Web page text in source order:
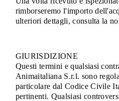
rimborseremo l'importo
ulteriori dettagli, consulta la
GIURISDIZIONE
Questi termini e qualsiasi
Animaitaliana S.r.l. sono
particolare dal Codice Civile
pertinenti. Qualsiasi